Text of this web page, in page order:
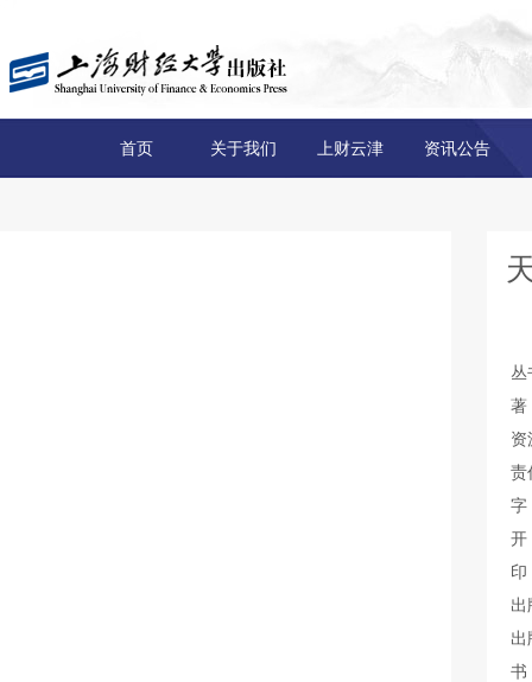
首页 关于我们 上财云津 资讯公告
丛
著
资
责
出
出